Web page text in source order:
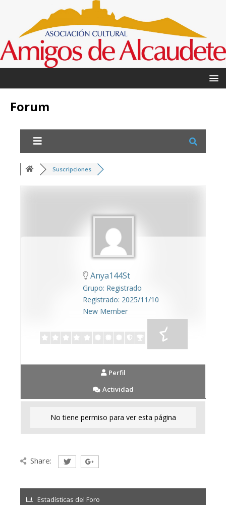
Forum
Suscripciones
Anya144St
Grupo: Registrado
Registrado: 2025/11/10
New Member
Perfil
Actividad
No tiene permiso para ver esta página
Share:
Estadísticas del Foro